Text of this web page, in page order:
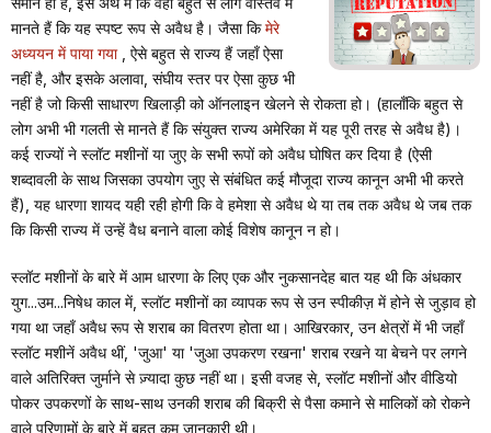
मानते हैं कि यह स्पष्ट रूप से अवैध है। जैसा किमेरे
अध्ययन में पाया गया, ऐसे बहुत से राज्य हैं जहाँ ऐसा
नहीं है, और इसके अलावा, संघीय स्तर पर ऐसा कुछ भी
नहीं है जो किसी साधारण खिलाड़ी को ऑनलाइन खेलने से रोकता हो। (हालाँकि बहुत से
लोग अभी भी गलती से मानते हैं कि संयुक्त राज्य अमेरिका में यह पूरी तरह से अवैध है)।
कई राज्यों ने स्लॉट मशीनों या जुए के सभी रूपों को अवैध घोषित कर दिया है (ऐसी
शब्दावली के साथ जिसका उपयोग जुए से संबंधित कई मौजूदा राज्य कानून अभी भी करते
हैं), यह धारणा शायद यही रही होगी कि वे हमेशा से अवैध थे या तब तक अवैध थे जब तक
कि किसी राज्य में उन्हें वैध बनाने वाला कोई विशेष कानून न हो।
स्लॉट मशीनों के बारे में आम धारणा के लिए एक और नुकसानदेह बात यह थी कि अंधकार
युग...उम...निषेध काल में, स्लॉट मशीनों का व्यापक रूप से उन स्पीकीज़ में होने से जुड़ाव हो
गया था जहाँ अवैध रूप से शराब का वितरण होता था। आखिरकार, उन क्षेत्रों में भी जहाँ
स्लॉट मशीनें अवैध थीं, 'जुआ' या 'जुआ उपकरण रखना' शराब रखने या बेचने पर लगने
वाले अतिरिक्त जुर्माने से ज़्यादा कुछ नहीं था। इसी वजह से, स्लॉट मशीनों और वीडियो
पोकर उपकरणों के साथ-साथ उनकी शराब की बिक्री से पैसा कमाने से मालिकों को रोकने
वाले परिणामों के बारे में बहुत कम जानकारी थी।